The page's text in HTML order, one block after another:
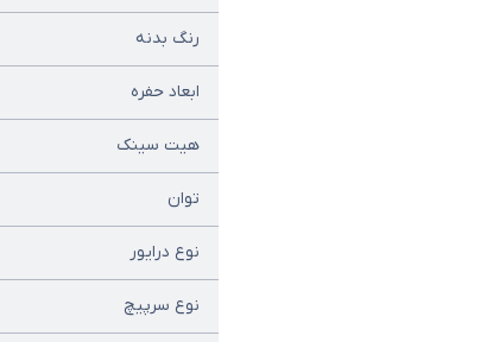
رنگ بدنه
ابعاد حفره
هیت سینک
توان
نوع درایور
نوع سرپیچ